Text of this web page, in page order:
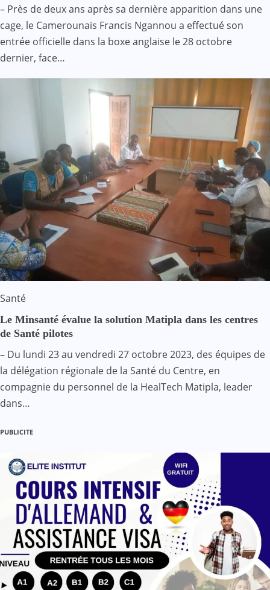
– Près de deux ans après sa dernière apparition dans une
cage, le Camerounais Francis Ngannou a effectué son
entrée officielle dans la boxe anglaise le 28 octobre
dernier, face…
Santé
Le Minsanté évalue la solution Matipla dans les centres
de Santé pilotes
– Du lundi 23 au vendredi 27 octobre 2023, des équipes de
la délégation régionale de la Santé du Centre, en
compagnie du personnel de la HealTech Matipla, leader
dans…
PUBLICITE